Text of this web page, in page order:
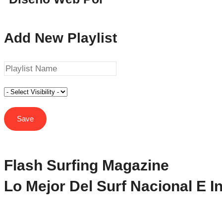
Add New Playlist
Flash Surfing Magazine
Lo Mejor Del Surf Nacional E